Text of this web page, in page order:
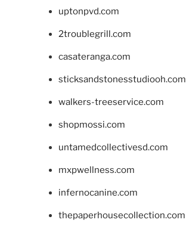
uptonpvd.com
2troublegrill.com
casateranga.com
sticksandstonesstudiooh.com
walkers-treeservice.com
shopmossi.com
untamedcollectivesd.com
mxpwellness.com
infernocanine.com
thepaperhousecollection.com